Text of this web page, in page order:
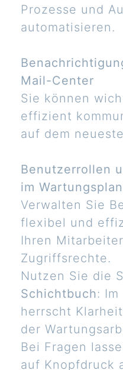
Prozesse und
automatisieren.
Mail-Center
Sie können
effizient
auf dem
Benutzerrollen
im
Verwalten Sie
flexibel und
Ihren
Zugriffsrechte.
Nutzen Sie die
Schichtbuch: Im
herrscht
der
Bei Fragen
auf Knopfdruck